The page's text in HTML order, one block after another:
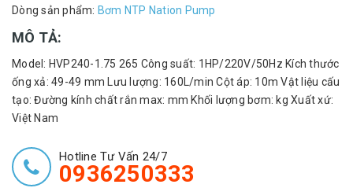
Dòng sản phẩm: Bơm NTP Nation Pump
MÔ TẢ:
Model: HVP240-1.75 265 Công suất: 1HP/220V/50Hz Kích thước
ống xả: 49-49 mm Lưu lượng: 160L/min Cột áp: 10m Vật liệu cấu
tạo: Đường kính chất rắn max: mm Khối lượng bơm: kg Xuất xứ:
Việt Nam
Hotline Tư Vấn 24/7
0936250333